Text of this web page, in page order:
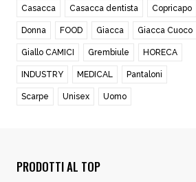
Casacca Casacca dentista Copricapo
Donna FOOD Giacca Giacca Cuoco
Giallo CAMICI Grembiule HORECA
INDUSTRY MEDICAL Pantaloni
Scarpe Unisex Uomo
PRODOTTI AL TOP